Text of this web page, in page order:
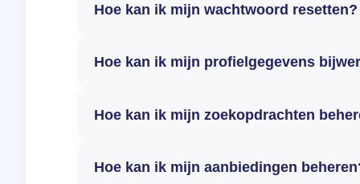
Hoe kan ik mijn wachtwoord resetten?
Hoe kan ik mijn profielgegevens
Hoe kan ik mijn zoekopdrachten
Hoe kan ik mijn aanbiedingen